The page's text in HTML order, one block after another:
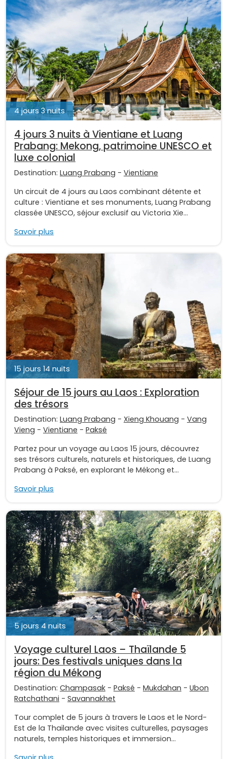
4 jours 3 nuits
4 jours 3 nuits à Vientiane et Luang
Prabang: Mekong, patrimoine UNESCO et
luxe colonial
Destination: Luang Prabang - Vientiane
Un circuit de 4 jours au Laos combinant détente et
culture : Vientiane et ses monuments, Luang Prabang
classée UNESCO, séjour exclusif au Victoria Xie...
Savoir plus
15 jours 14 nuits
Séjour de 15 jours au Laos : Exploration
des trésors
Destination: Luang Prabang - Xieng Khouang - Vang
Vieng - Vientiane - Paksé
Partez pour un voyage au Laos 15 jours, découvrez
ses trésors culturels, naturels et historiques, de Luang
Prabang à Paksé, en explorant le Mékong et...
Savoir plus
5 jours 4 nuits
Voyage culturel Laos – Thaïlande 5
jours: Des festivals uniques dans la
région du Mékong
Destination: Champasak - Paksé - Mukdahan - Ubon
Ratchathani - Savannakhet
Tour complet de 5 jours à travers le Laos et le Nord-
Est de la Thaïlande avec visites culturelles, paysages
naturels, temples historiques et immersion...